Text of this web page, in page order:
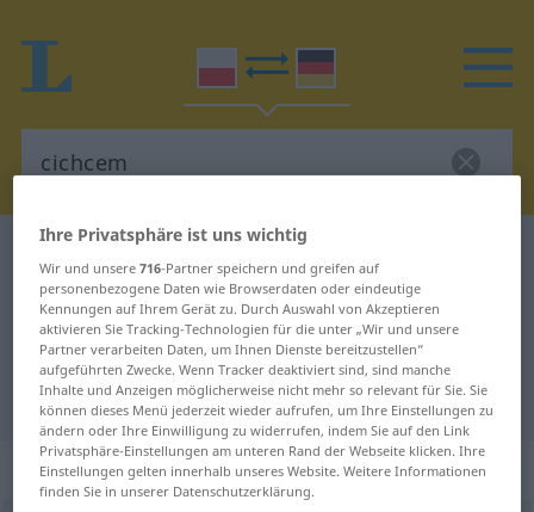
Polnisch-Deutsch Wörterbuch
Polnisch-Deutsch Übersetzung für
"cichcem"
"cichcem" Deutsch Übersetzung
„cichcem“: przysłówek
Ihre Privatsphäre ist uns wichtig
Wir und unsere716-Partner speichern und greifen auf
personenbezogene Daten wie Browserdaten oder eindeutige
Kennungen auf Ihrem Gerät zu. Durch Auswahl von Akzeptieren
aktivieren Sie Tracking-Technologien für die unter „Wir und unsere
Partner verarbeiten Daten, um Ihnen Dienste bereitzustellen“
aufgeführten Zwecke. Wenn Tracker deaktiviert sind, sind manche
Inhalte und Anzeigen möglicherweise nicht mehr so relevant für Sie. Sie
können dieses Menü jederzeit wieder aufrufen, um Ihre Einstellungen zu
ändern oder Ihre Einwilligung zu widerrufen, indem Sie auf den Link
Privatsphäre-Einstellungen am unteren Rand der Webseite klicken. Ihre
Einstellungen gelten innerhalb unseres Website. Weitere Informationen
finden Sie in unserer Datenschutzerklärung.